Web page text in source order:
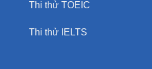
Thi thử TOEIC
Thi thử IELTS